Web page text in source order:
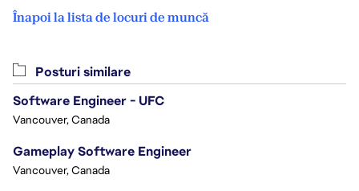
Înapoi la lista de locuri de muncă
Posturi similare
Software Engineer - UFC
Vancouver, Canada
Gameplay Software Engineer
Vancouver, Canada